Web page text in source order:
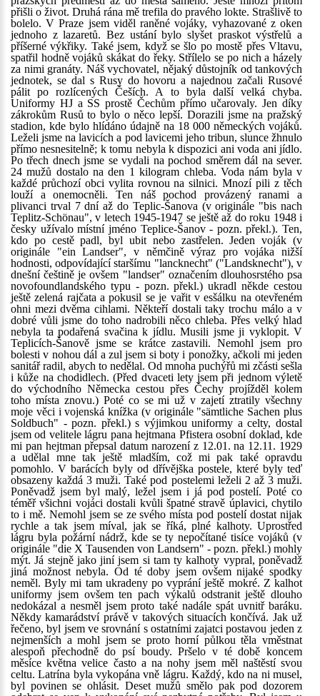
přišli o život. Druhá rána mě trefila do pravého lokte. Strašlivě to
bolelo. V Praze jsem viděl raněné vojáky, vyhazované z oken
jednoho z lazaretů. Bez ustání bylo slyšet praskot výstřelů a
příšerné výkřiky. Také jsem, když se šlo po mostě přes Vltavu,
spatřil hodně vojáků skákat do řeky. Střílelo se po nich a házely
za nimi granáty. Náš vychovatel, nějaký důstojník od tankových
jednotek, se dal s Rusy do hovoru a najednou začali Rusové
pálit po rozlícených Češích. A to byla další velká chyba.
Uniformy HJ a SS prostě Čechům přímo učarovaly. Jen díky
zákrokům Rusů to bylo o něco lepší. Dorazili jsme na pražský
stadion, kde bylo hlídáno údajně na 18 000 německých vojáků.
Leželi jsme na lavicích a pod lavicemi jeho tribun, slunce žhnulo
přímo nesnesitelně; k tomu nebyla k dispozici ani voda ani jídlo.
Po třech dnech jsme se vydali na pochod směrem dál na sever.
24 mužů dostalo na den 1 kilogram chleba. Voda nám byla v
každé průchozí obci vylita rovnou na silnici. Mnozí pili z těch
louží a onemocněli. Ten náš pochod provázený ranami a
plivanci trval 7 dní až do Teplic-Šanova (v originále "bis nach
Teplitz-Schönau", v letech 1945-1947 se ještě až do roku 1948 i
česky užívalo místní jméno Teplice-Šanov - pozn. překl.). Ten,
kdo po cestě padl, byl ubit nebo zastřelen. Jeden voják (v
originále "ein Landser", v němčině výraz pro vojáka nižší
hodnosti, odpovídající staršímu "lancknecht" ("Landsknecht"), v
dnešní češtině je ovšem "landser" označením dlouhosrstého psa
novofoundlandského typu - pozn. překl.) ukradl někde cestou
ještě zelená rajčata a pokusil se je vařit v esšálku na otevřeném
ohni mezi dvěma cihlami. Někteří dostali taky trochu málo a v
dobré vůli jsme do toho nadrobili něco chleba. Přes velký hlad
nebyla ta podařená svačina k jídlu. Musili jsme ji vyklopit. V
Teplicích-Šanově jsme se krátce zastavili. Nemohl jsem pro
bolesti v nohou dál a zul jsem si boty i ponožky, ačkoli mi jeden
sanitář radil, abych to nedělal. Od mnoha puchýřů mi zčásti sešla
i kůže na chodidlech. (Před dvaceti lety jsem při jednom výletě
do východního Německa cestou přes Čechy projížděl kolem
toho místa znovu.) Poté co se mi už v zajetí ztratily všechny
moje věci i vojenská knížka (v originále "sämtliche Sachen plus
Soldbuch" - pozn. překl.) s výjimkou uniformy a celty, dostal
jsem od velitele lágru pana hejtmana Pfistera osobní doklad, kde
mi pan hejtman přepsal datum narození z 12.01. na 12.11. 1929
a udělal mne tak ještě mladším, což mi pak také opravdu
pomohlo. V barácích byly od dřívějška postele, které byly teď
obsazeny každá 3 muži. Také pod postelemi leželi 2 až 3 muži.
Poněvadž jsem byl malý, ležel jsem i já pod postelí. Poté co
téměř všichni vojáci dostali kvůli špatné stravě úplavici, chytilo
to i mě. Nemohl jsem se ze svého místa pod postelí dostat nijak
rychle a tak jsem míval, jak se říká, plné kalhoty. Uprostřed
lágru byla požární nádrž, kde se ty nepočítané tisíce vojáků (v
originále "die X Tausenden von Landsern" - pozn. překl.) mohly
mýt. Já stejně jako jiní jsem si tam ty kalhoty vypral, poněvadž
jiná možnost nebyla. Od té doby jsem ovšem nijaké spodky
neměl. Byly mi tam ukradeny po vyprání ještě mokré. Z kalhot
uniformy jsem ovšem ten pach výkalů odstranit ještě dlouho
nedokázal a nesměl jsem proto také nadále spát uvnitř baráku.
Někdy kamarádství právě v takových situacích končívá. Jak už
řečeno, byl jsem ve srovnání s ostatními zajatci postavou jeden z
nejmenších a mohl jsem se proto horní půlkou těla vměstnat
alespoň přechodně do psí boudy. Pršelo v té době koncem
měsíce května velice často a na nohy jsem měl naštěstí svou
celtu. Latrína byla vykopána vně lágru. Každý, kdo na ni musel,
byl povinen se ohlásit. Deset mužů smělo pak pod dozorem